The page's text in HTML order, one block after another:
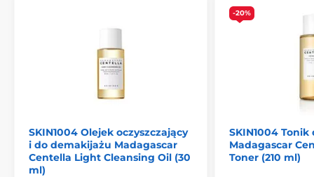
SKIN1004 Olejek oczyszczający
i do demakijażu Madagascar
Centella Light Cleansing Oil (30
ml)
-20%
SKIN1004
Madagascar
Toner (210 ml)